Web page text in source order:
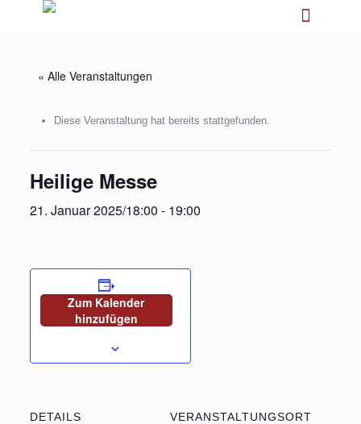
« Alle Veranstaltungen
Diese Veranstaltung hat bereits stattgefunden.
Heilige Messe
21. Januar 2025/18:00 - 19:00
Zum Kalender
hinzufügen
DETAILS VERANSTALTUNGSORT